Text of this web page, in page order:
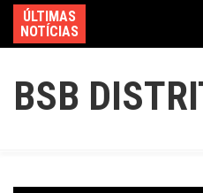
ÚLTIMAS
NOTÍCIAS
BSB